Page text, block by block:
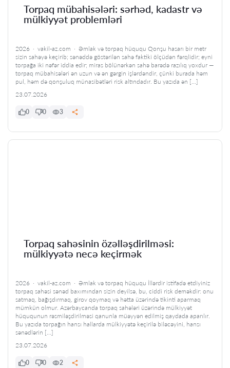
Torpaq mübahisələri: sərhəd, kadastr və
mülkiyyət problemləri
2026 · vakil-az.com · Əmlak və torpaq hüququ Qonşu hasarı bir metr
sizin sahəyə keçirib; sənəddə göstərilən sahə faktiki ölçüdən fərqlidir; eyni
torpağa iki nəfər iddia edir; miras bölünərkən sahə barədə razılıq yoxdur —
torpaq mübahisələri ən uzun və ən gərgin işlərdəndir, çünki burada həm
pul, həm də qonşuluq münasibətləri risk altındadır. Bu yazıda ən […]
23.07.2026
0 0 3
Torpaq sahəsinin özəlləşdirilməsi:
mülkiyyətə necə keçirmək
2026 · vakil-az.com · Əmlak və torpaq hüququ İllərdir istifadə etdiyiniz
torpaq sahəsi sənəd baxımından sizin deyilsə, bu, ciddi risk deməkdir: onu
satmaq, bağışdırmaq, girov qoymaq və hətta üzərində tikinti aparmaq
mümkün olmur. Azərbaycanda torpaq sahələri üzərində mülkiyyət
hüququnun rəsmiləşdirilməsi qanunla müəyyən edilmiş qaydada aparılır.
Bu yazıda torpağın hansı hallarda mülkiyyətə keçirilə biləcəyini, hansı
sənədlərin […]
23.07.2026
0 0 2